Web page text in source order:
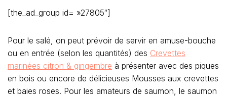
[the_ad_group id= »27805″]
Pour le salé, on peut prévoir de servir en amuse-bouche
ou en entrée (selon les quantités) des Crevettes
marinées citron & gingembre à présenter avec des piques
en bois ou encore de délicieuses Mousses aux crevettes
et baies roses. Pour les amateurs de saumon, le saumon